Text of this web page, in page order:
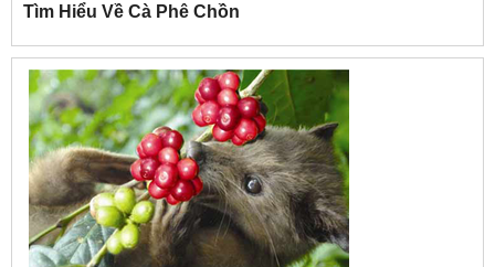
Tìm Hiểu Về Cà Phê Chồn